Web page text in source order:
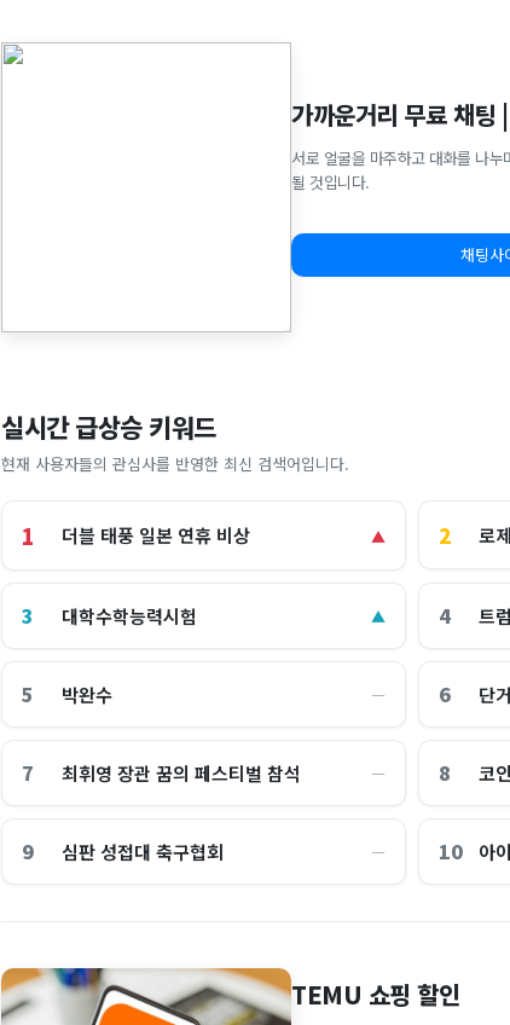
가까운거리 무료 채팅
서로 얼굴을 마주하고 대화를 나
될 것입니다.
채팅사
실시간 급상승 키워드
현재 사용자들의 관심사를 반영한 최신 검색어입니다.
1 더블 태풍 일본 연휴 비상 ▲ 2 로
3 대학수학능력시험 ▲ 4 트
5 박완수 ― 6 단
7 최휘영 장관 꿈의 페스티벌 참석 ― 8 코
9 심판 성접대 축구협회 ― 10 아
TEMU 쇼핑 할인